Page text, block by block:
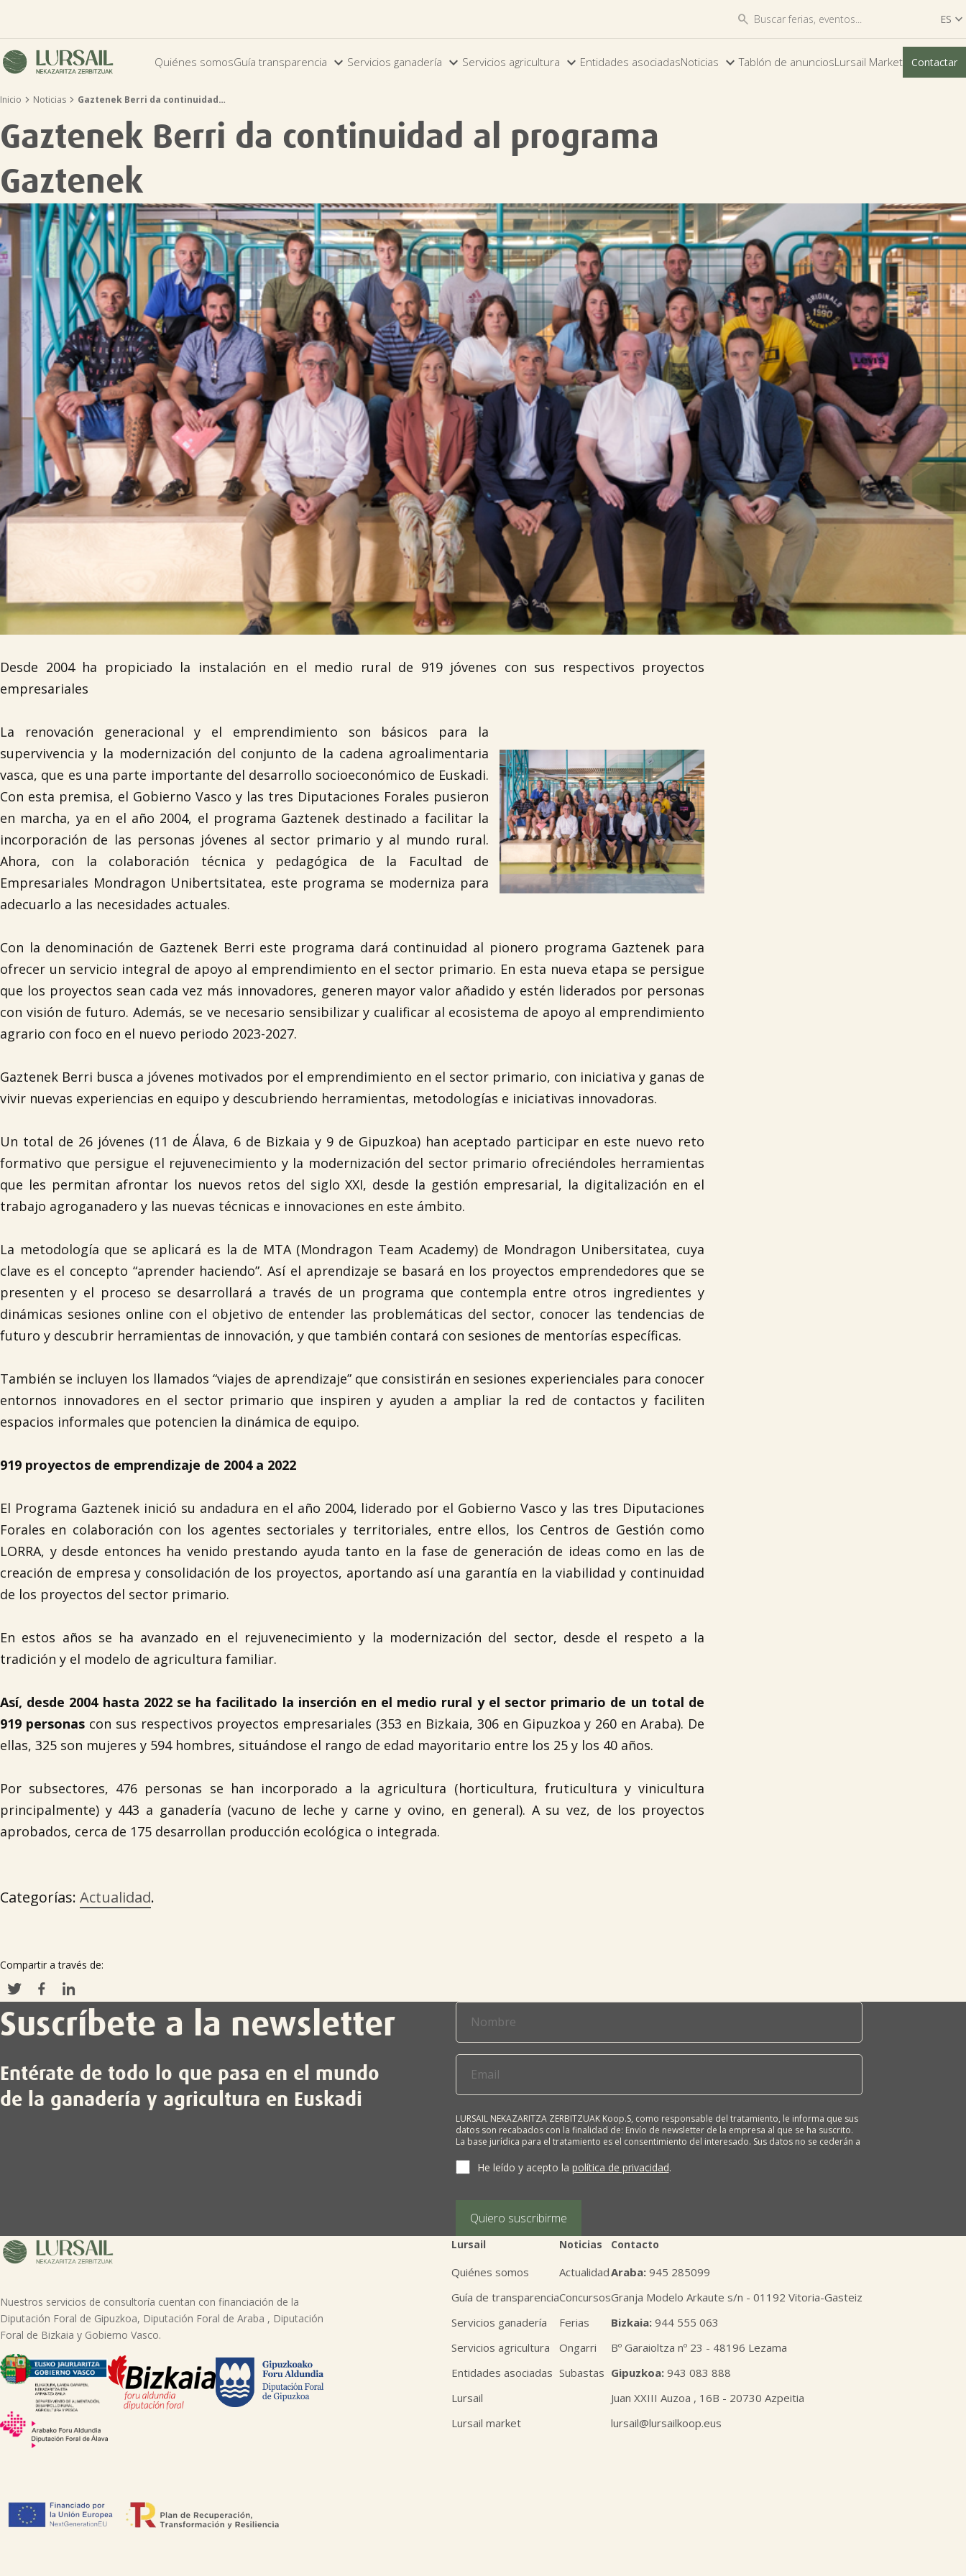
 ES 
ES
EU
Quiénes somosGuía transparencia  Servicios ganadería  Servicios agricultura  Entidades asociadasNoticias Tablón de anunciosLursail Market Contactar
Inicio  Noticias  Gaztenek Berri da continuidad…
Gaztenek Berri da continuidad al programa
Gaztenek
Desde 2004 ha propiciado la instalación en el medio rural de 919 jóvenes con sus respectivos proyectos
empresariales
La renovación generacional y el emprendimiento son básicos para la
supervivencia y la modernización del conjunto de la cadena agroalimentaria
vasca, que es una parte importante del desarrollo socioeconómico de Euskadi.
Con esta premisa, el Gobierno Vasco y las tres Diputaciones Forales pusieron
en marcha, ya en el año 2004, el programa Gaztenek destinado a facilitar la
incorporación de las personas jóvenes al sector primario y al mundo rural.
Ahora, con la colaboración técnica y pedagógica de la Facultad de
Empresariales Mondragon Unibertsitatea, este programa se moderniza para
adecuarlo a las necesidades actuales.
Con la denominación de Gaztenek Berri este programa dará continuidad al pionero programa Gaztenek para
ofrecer un servicio integral de apoyo al emprendimiento en el sector primario. En esta nueva etapa se persigue
que los proyectos sean cada vez más innovadores, generen mayor valor añadido y estén liderados por personas
con visión de futuro. Además, se ve necesario sensibilizar y cualificar al ecosistema de apoyo al emprendimiento
agrario con foco en el nuevo periodo 2023-2027.
Gaztenek Berri busca a jóvenes motivados por el emprendimiento en el sector primario, con iniciativa y ganas de
vivir nuevas experiencias en equipo y descubriendo herramientas, metodologías e iniciativas innovadoras.
Un total de 26 jóvenes (11 de Álava, 6 de Bizkaia y 9 de Gipuzkoa) han aceptado participar en este nuevo reto
formativo que persigue el rejuvenecimiento y la modernización del sector primario ofreciéndoles herramientas
que les permitan afrontar los nuevos retos del siglo XXI, desde la gestión empresarial, la digitalización en el
trabajo agroganadero y las nuevas técnicas e innovaciones en este ámbito.
La metodología que se aplicará es la de MTA (Mondragon Team Academy) de Mondragon Unibersitatea, cuya
clave es el concepto “aprender haciendo”. Así el aprendizaje se basará en los proyectos emprendedores que se
presenten y el proceso se desarrollará a través de un programa que contempla entre otros ingredientes y
dinámicas sesiones online con el objetivo de entender las problemáticas del sector, conocer las tendencias de
futuro y descubrir herramientas de innovación, y que también contará con sesiones de mentorías específicas.
También se incluyen los llamados “viajes de aprendizaje” que consistirán en sesiones experienciales para conocer
entornos innovadores en el sector primario que inspiren y ayuden a ampliar la red de contactos y faciliten
espacios informales que potencien la dinámica de equipo.
919 proyectos de emprendizaje de 2004 a 2022
El Programa Gaztenek inició su andadura en el año 2004, liderado por el Gobierno Vasco y las tres Diputaciones
Forales en colaboración con los agentes sectoriales y territoriales, entre ellos, los Centros de Gestión como
LORRA, y desde entonces ha venido prestando ayuda tanto en la fase de generación de ideas como en las de
creación de empresa y consolidación de los proyectos, aportando así una garantía en la viabilidad y continuidad
de los proyectos del sector primario.
En estos años se ha avanzado en el rejuvenecimiento y la modernización del sector, desde el respeto a la
tradición y el modelo de agricultura familiar.
Así, desde 2004 hasta 2022 se ha facilitado la inserción en el medio rural y el sector primario de un total de
919 personas con sus respectivos proyectos empresariales (353 en Bizkaia, 306 en Gipuzkoa y 260 en Araba). De
ellas, 325 son mujeres y 594 hombres, situándose el rango de edad mayoritario entre los 25 y los 40 años.
Por subsectores, 476 personas se han incorporado a la agricultura (horticultura, fruticultura y vinicultura
principalmente) y 443 a ganadería (vacuno de leche y carne y ovino, en general). A su vez, de los proyectos
aprobados, cerca de 175 desarrollan producción ecológica o integrada.
Categorías: Actualidad.
Compartir a través de:
Suscríbete a la newsletter
Entérate de todo lo que pasa en el mundo
de la ganadería y agricultura en Euskadi
LURSAIL NEKAZARITZA ZERBITZUAK Koop.S, como responsable del tratamiento, le informa que sus
datos son recabados con la finalidad de: Envío de newsletter de la empresa al que se ha suscrito.
La base jurídica para el tratamiento es el consentimiento del interesado. Sus datos no se cederán a
supresión, limitación del tratamiento, oposición o derecho a la portabilidad de sus datos
personales, escribiéndonos a la dirección de nuestras oficinas, GARAIOLTZA, Nº 23, 48196 LEZAMA-
He leído y acepto la política de privacidad.
Quiero suscribirme
Nuestros servicios de consultoría cuentan con financiación de la
Diputación Foral de Gipuzkoa, Diputación Foral de Araba , Diputación
Foral de Bizkaia y Gobierno Vasco.
Lursail
Quiénes somos
Guía de transparencia
Servicios ganadería
Servicios agricultura
Entidades asociadas
Lursail
Lursail market
Noticias
Actualidad
Concursos
Ferias
Ongarri
Subastas
Contacto
Araba: 945 285099
Granja Modelo Arkaute s/n - 01192 Vitoria-Gasteiz
Bizkaia: 944 555 063
Bº Garaioltza nº 23 - 48196 Lezama
Gipuzkoa: 943 083 888
Juan XXIII Auzoa , 16B - 20730 Azpeitia
lursail@lursailkoop.eus